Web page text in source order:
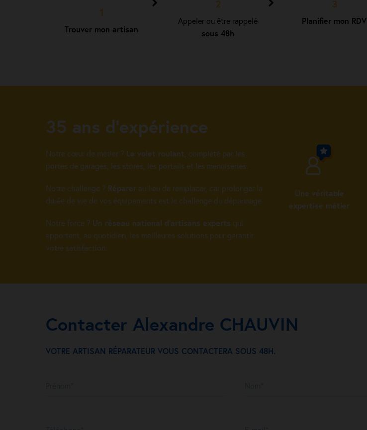
1
Trouver mon artisan
2
Appeler ou être rappelé
sous 48h
3
Planifier mon RDV
35 ans d’expérience
Notre cœur de métier ? Le volet roulant , complété par les
portes de garages, les stores, les portails et les menuiseries.
Notre challenge ? Réparer au lieu de remplacer, car prolonger la
durée de vie de vos équipements est le challenge du dépannage.
Notre force ? Un réseau national d’artisans experts qui
apportent, au quotidien, les meilleures solutions pour garantir
votre satisfaction.
Une véritable
expertise métier
Contacter Alexandre CHAUVIN
VOTRE ARTISAN RÉPARATEUR VOUS CONTACTERA SOUS 48H.